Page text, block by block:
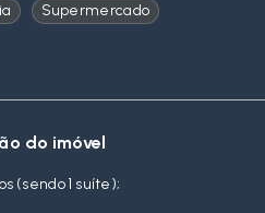
Supermercado
do imóvel
(sendo 1 suíte);